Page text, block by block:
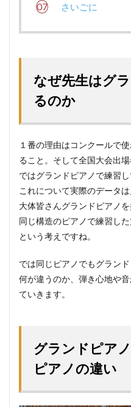
さいごに
なぜ先生はグ
るのか
１番の理由はコンクールで
ること。そして全国大会出
ではグランドピアノで練習し
これについて実際のデータ
大体皆さんグランドピアノ
同じ構造のピアノで練習し
という考えですね。
では同じピアノでもグラン
何が違うのか、弾き心地や
ていきます。
グランドピア
ピアノの違い